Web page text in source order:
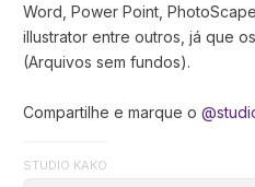
Word, Power Point,
illustrator entre outros, já que
(Arquivos sem fundos).
Compartilhe e marque o
STUDIO KAKO